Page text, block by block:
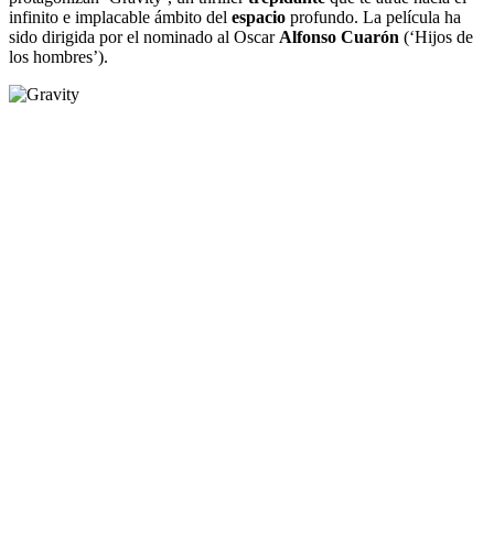
infinito e implacable ámbito del espacio profundo. La película ha
sido dirigida por el nominado al Oscar Alfonso Cuarón (‘Hijos de
los hombres’).